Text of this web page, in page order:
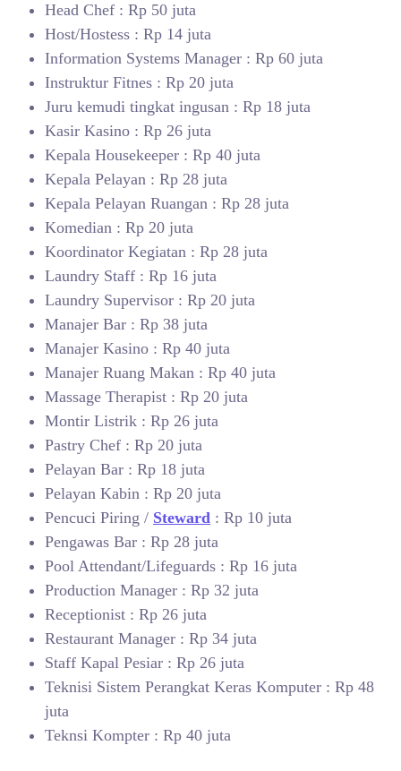
Head Chef : Rp 50 juta
Host/Hostess : Rp 14 juta
Information Systems Manager : Rp 60 juta
Instruktur Fitnes : Rp 20 juta
Juru kemudi tingkat ingusan : Rp 18 juta
Kasir Kasino : Rp 26 juta
Kepala Housekeeper : Rp 40 juta
Kepala Pelayan : Rp 28 juta
Kepala Pelayan Ruangan : Rp 28 juta
Komedian : Rp 20 juta
Koordinator Kegiatan : Rp 28 juta
Laundry Staff : Rp 16 juta
Laundry Supervisor : Rp 20 juta
Manajer Bar : Rp 38 juta
Manajer Kasino : Rp 40 juta
Manajer Ruang Makan : Rp 40 juta
Massage Therapist : Rp 20 juta
Montir Listrik : Rp 26 juta
Pastry Chef : Rp 20 juta
Pelayan Bar : Rp 18 juta
Pelayan Kabin : Rp 20 juta
Pencuci Piring / Steward : Rp 10 juta
Pengawas Bar : Rp 28 juta
Pool Attendant/Lifeguards : Rp 16 juta
Production Manager : Rp 32 juta
Receptionist : Rp 26 juta
Restaurant Manager : Rp 34 juta
Staff Kapal Pesiar : Rp 26 juta
Teknisi Sistem Perangkat Keras Komputer : Rp 48
juta
Teknsi Kompter : Rp 40 juta